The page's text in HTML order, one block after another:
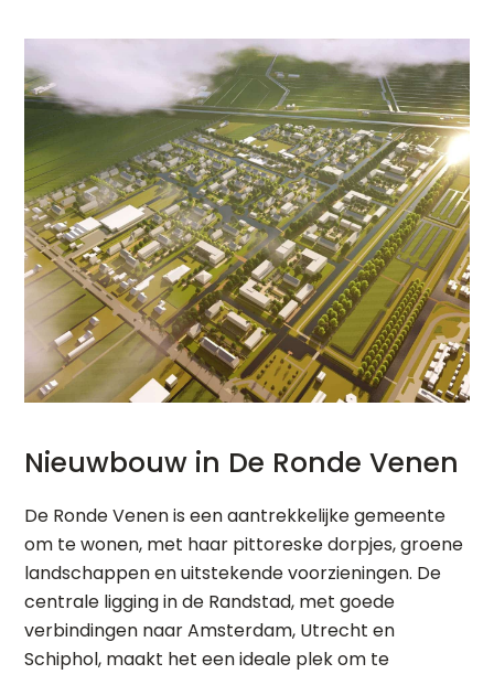
Nieuwbouw in De Ronde Venen
De Ronde Venen is een aantrekkelijke gemeente
om te wonen, met haar pittoreske dorpjes, groene
landschappen en uitstekende voorzieningen. De
centrale ligging in de Randstad, met goede
verbindingen naar Amsterdam, Utrecht en
Schiphol, maakt het een ideale plek om te